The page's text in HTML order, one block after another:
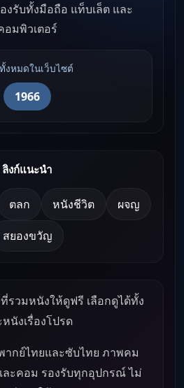
งรับทั้งมือถือ แท็บเล็ต และ
อมพิวเตอร์
งหมดในเว็บไซต์
1966
ลิงก์แนะนำ
ตลก หนังชีวิต ผจญ
สยองขวัญ
รวมหนังให้ดูฟรี เลือกดูได้ทั้ง
นังเรื่องโปรด
ากย์ไทยและซับไทย ภาพคม
ะคอม รองรับทุกอุปกรณ์ ไม่